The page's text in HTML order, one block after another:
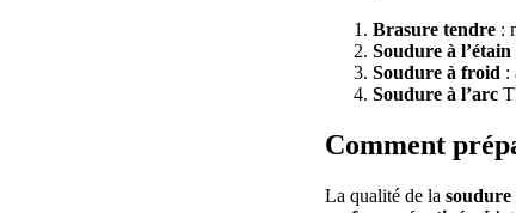
Brasure tendre :
Soudure à l’étain
Soudure à froid :
Soudure à l’arc
Comment
La qualité de la soudure